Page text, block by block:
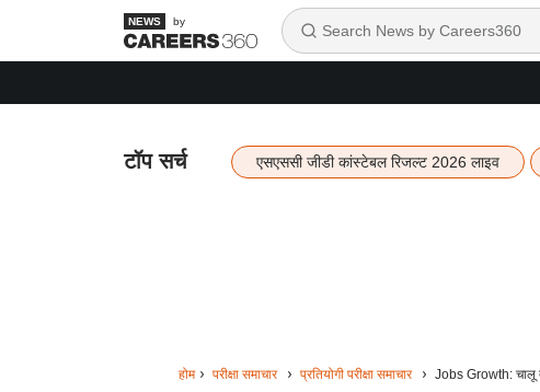
by
टॉप सर्च एसएससी जीडी कांस्टेबल रिजल्ट 2026 लाइव
होम परीक्षा समाचार प्रतियोगी परीक्षा समाचार Jobs Growth: चालू